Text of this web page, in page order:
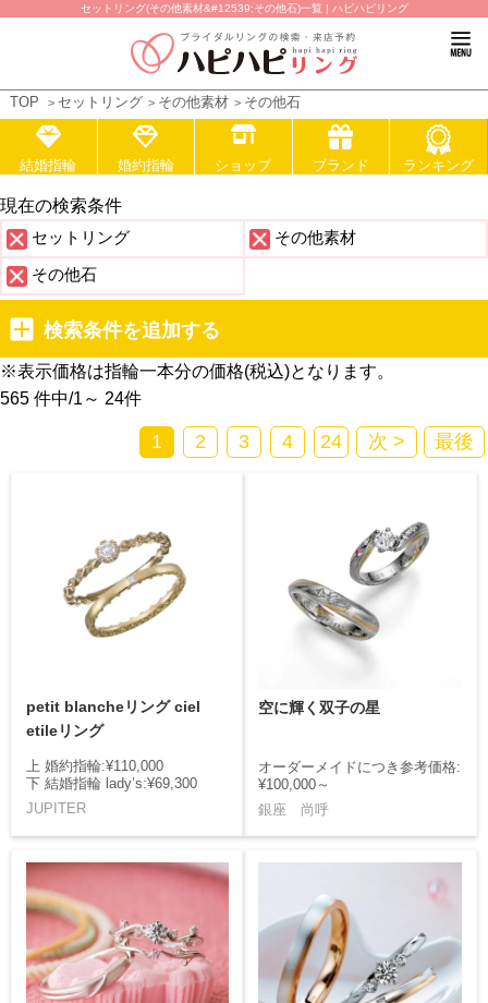
セットリング(その他素材&#12539;その他石)一覧 | ハピハピリング
TOP セットリング その他素材 その他石
結婚指輪 婚約指輪 ショップ ブランド ランキング
現在の検索条件
セットリング その他素材
その他石
検索条件を追加する
※表示価格は指輪一本分の価格(税込)となります。
565 件中/1～ 24件
1 2 3 4 24 次 > 最後
petit blancheリング ciel
etileリング
上 婚約指輪:¥110,000
下 結婚指輪 lady’s:¥69,300
JUPITER
空に輝く双子の星
オーダーメイドにつき参考価格:
¥100,000～
銀座 尚呼